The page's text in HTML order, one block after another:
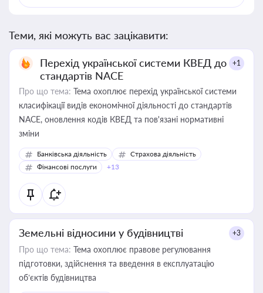
Теми, які можуть вас зацікавити:
Перехід української системи КВЕД до
стандартів NACE
+1
Про що тема: Тема охоплює перехід української системи
класифікації видів економічної діяльності до стандартів
NACE, оновлення кодів КВЕД та пов'язані нормативні
зміни
Банківська діяльність
Страхова діяльність
Фінансові послуги
+13
Земельні відносини у будівництві +3
Про що тема: Тема охоплює правове регулювання
підготовки, здійснення та введення в експлуатацію
об’єктів будівництва